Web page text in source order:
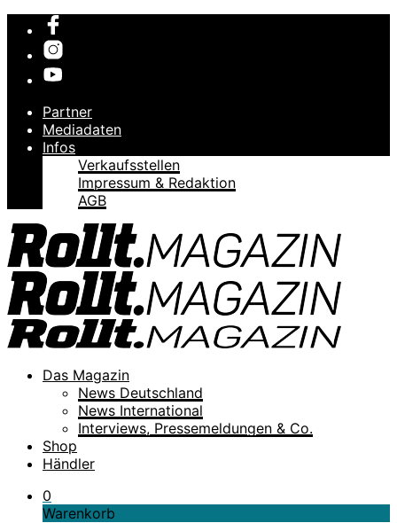
Partner
Mediadaten
Infos
Verkaufsstellen
Impressum & Redaktion
AGB
Das Magazin
News Deutschland
News International
Interviews, Pressemeldungen & Co.
Shop
Händler
0
Warenkorb